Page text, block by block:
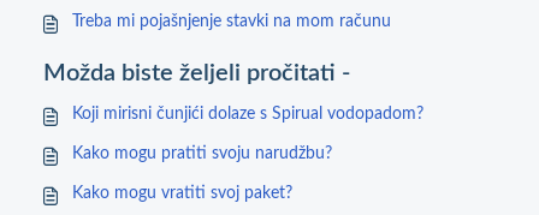
Treba mi pojašnjenje stavki na mom računu
Možda biste željeli pročitati -
Koji mirisni čunjići dolaze s Spirual vodopadom?
Kako mogu pratiti svoju narudžbu?
Kako mogu vratiti svoj paket?